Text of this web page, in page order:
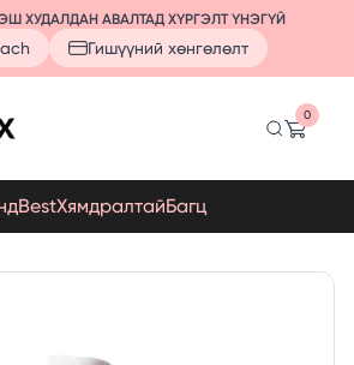
ХУДАЛДАН АВАЛТАД ХҮРГЭЛТ ҮНЭГҮЙ
Гишүүний хөнгөлөлт
0
BestХямдралтайБагц